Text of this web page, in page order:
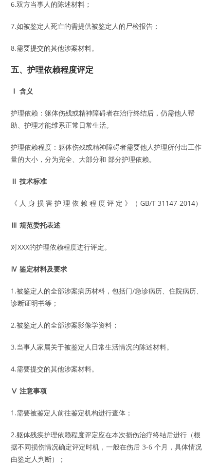
6.双方当事人的陈述材料；
7.如被鉴定人死亡的需提供被鉴定人的尸检报告；
8.需要提交的其他涉案材料。
五、护理依赖程度评定
Ⅰ 含义
护理依赖：躯体伤残或精神障碍者在治疗终结后，仍需他人帮
助、护理才能维系正常日常生活。
护理依赖程度：躯体伤残或精神障碍者需要他人护理所付出工作
量的大小，分为完全、大部分和 部分护理依赖。
Ⅱ 技术标准
《 人 身 损 害 护 理 依 赖 程 度 评 定 》（ GB/T 31147-2014）
Ⅲ 规范委托表述
对XXX的护理依赖程度进行评定。
Ⅳ 鉴定材料及要求
1.被鉴定人的全部涉案病历材料，包括门/急诊病历、住院病历、
诊断证明书等；
2.被鉴定人的全部涉案影像学资料；
3.当事人家属关于被鉴定人日常生活情况的陈述材料。
4.需要提交的其他涉案材料。
Ⅴ 注意事项
1.需要被鉴定人前往鉴定机构进行查体；
2.躯体残疾护理依赖程度评定应在本次损伤治疗终结后进行（根
据不同损伤情况确定评定时机，一般在伤后 3-6 个月，具体情况
由鉴定人判断）；